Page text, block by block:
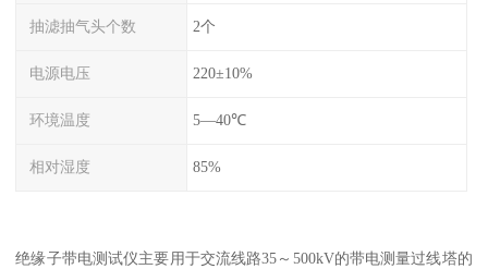
抽滤抽气头个数 2个
电源电压 220±10%
环境温度 5—40℃
相对湿度 85%
绝缘子带电测试仪主要用于交流线路35～500kV的带电测量过线塔的